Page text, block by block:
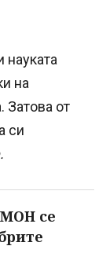
науката
на
Затова от
си
МОН се